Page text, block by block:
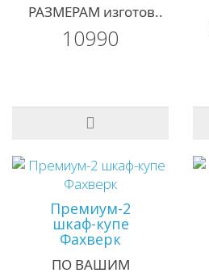
РАЗМЕРАМ изготов..
10990
Премиум-2
шкаф-купе
Фахверк
ПО ВАШИМ